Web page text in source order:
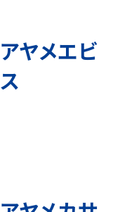
アヤメエビ
ス